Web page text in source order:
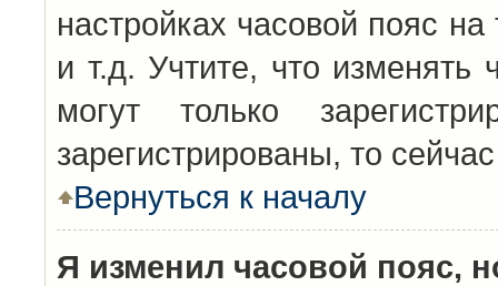
настройках часовой пояс
и т.д. Учтите, что изменять
могут только
зарегистрированы, то
Вернуться к началу
Я изменил часовой пояс,